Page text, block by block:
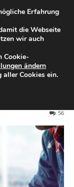
56
Erfahrung
die Webseite
wir auch
Cookie-
ändern
Cookies ein.